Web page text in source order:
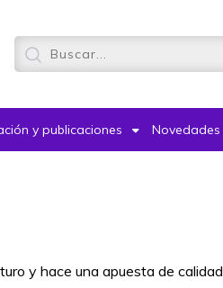
y publicaciones Novedades
y hace una apuesta de calidad